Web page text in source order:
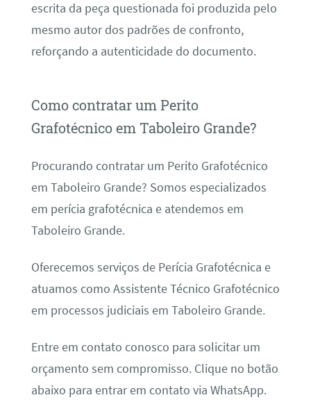
escrita da peça questionada foi produzida pelo
mesmo autor dos padrões de confronto,
reforçando a autenticidade do documento.
Como contratar um Perito
Grafotécnico em Taboleiro Grande?
Procurando contratar um Perito Grafotécnico
em Taboleiro Grande? Somos especializados
em perícia grafotécnica e atendemos em
Taboleiro Grande.
Oferecemos serviços de Perícia Grafotécnica e
atuamos como Assistente Técnico Grafotécnico
em processos judiciais em Taboleiro Grande.
Entre em contato conosco para solicitar um
orçamento sem compromisso. Clique no botão
abaixo para entrar em contato via WhatsApp.